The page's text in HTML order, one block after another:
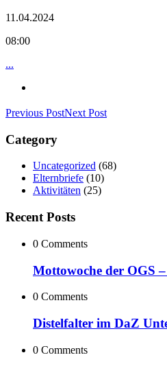
11.04.2024
08:00
...
Previous PostNext Post
Category
Uncategorized (68)
Elternbriefe (10)
Aktivitäten (25)
Recent Posts
0 Comments
Mottowoche der OGS
0 Comments
Distelfalter im DaZ
0 Comments